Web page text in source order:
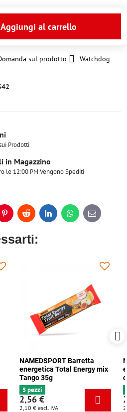
Aggiungi al carrello
sul prodotto
Watchdog
Prodotti
in Magazzino
le 12:00 PM Vengono Spediti
PinterestReddit LinkedInWhatsApp
E-
mail
NAMEDSPORT Barretta
energetica Total Energy mix
Tango 35g
5 pezzi
2,56 €
2,10 € escl. IVA